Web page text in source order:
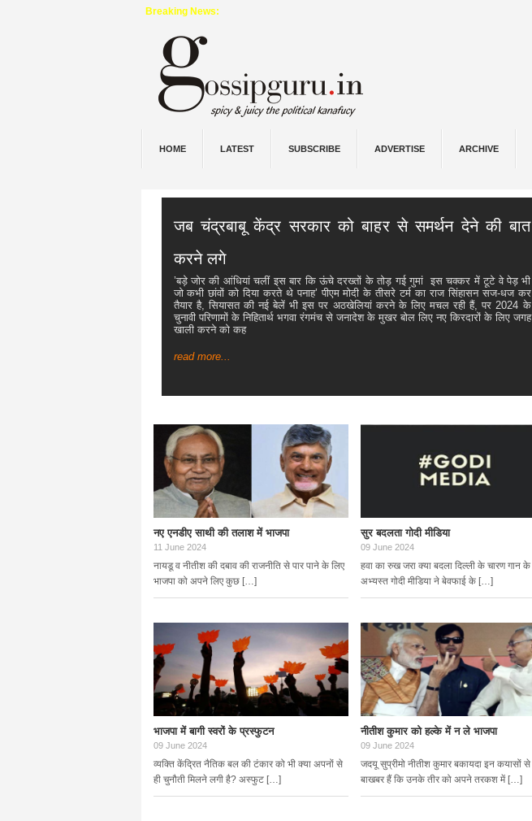
Breaking News:
HOME LATEST SUBSCRIBE ADVERTISE ARCHIVE
जब चंद्रबाबू केंद्र सरकार को बाहर से समर्थन देने की बात
करने लगे
’बड़े जोर की आंधियां चलीं इस बार कि ऊंचे दरख्तों के तोड़ गई गुमां इस चक्कर में टूटे वे पेड़ भी
जो कभी छांवों को दिया करते थे पनाह’ पीएम मोदी के तीसरे टर्म का राज सिंहासन सज-धज कर
तैयार है, सियासत की नई बेलें भी इस पर अठखेलियां करने के लिए मचल रही हैं, पर 2024 के
चुनावी परिणामों के निहितार्थ भगवा रंगमंच से जनादेश के मुखर बोल लिए नए किरदारों के लिए जगह
खाली करने को कह
read more...
नए एनडीए साथी की तलाश में भाजपा
11 June 2024
नायडू व नीतीश की दबाव की राजनीति से पार पाने के लिए
भाजपा को अपने लिए कुछ […]
सुर बदलता गोदी मीडिया
09 June 2024
हवा का रुख जरा क्या बदला दिल्ली के चारण गान के
अभ्यस्त गोदी मीडिया ने बेवफाई के […]
भाजपा में बागी स्वरों के प्रस्फुटन
09 June 2024
व्यक्ति केंद्रित नैतिक बल की टंकार को भी क्या अपनों से
ही चुनौती मिलने लगी है? अस्फुट […]
नीतीश कुमार को हल्के में न ले भाजपा
09 June 2024
जदयू सुप्रीमो नीतीश कुमार बकायदा इन कयासों से
बाखबर हैं कि उनके तीर को अपने तरकश में […]